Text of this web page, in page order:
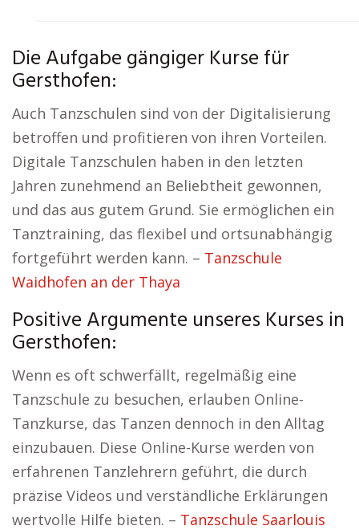
Die Aufgabe gängiger Kurse für
Gersthofen:
Auch Tanzschulen sind von der Digitalisierung
betroffen und profitieren von ihren Vorteilen.
Digitale Tanzschulen haben in den letzten
Jahren zunehmend an Beliebtheit gewonnen,
und das aus gutem Grund. Sie ermöglichen ein
Tanztraining, das flexibel und ortsunabhängig
fortgeführt werden kann. – Tanzschule
Waidhofen an der Thaya
Positive Argumente unseres Kurses in
Gersthofen:
Wenn es oft schwerfällt, regelmäßig eine
Tanzschule zu besuchen, erlauben Online-
Tanzkurse, das Tanzen dennoch in den Alltag
einzubauen. Diese Online-Kurse werden von
erfahrenen Tanzlehrern geführt, die durch
präzise Videos und verständliche Erklärungen
wertvolle Hilfe bieten. – Tanzschule Saarlouis